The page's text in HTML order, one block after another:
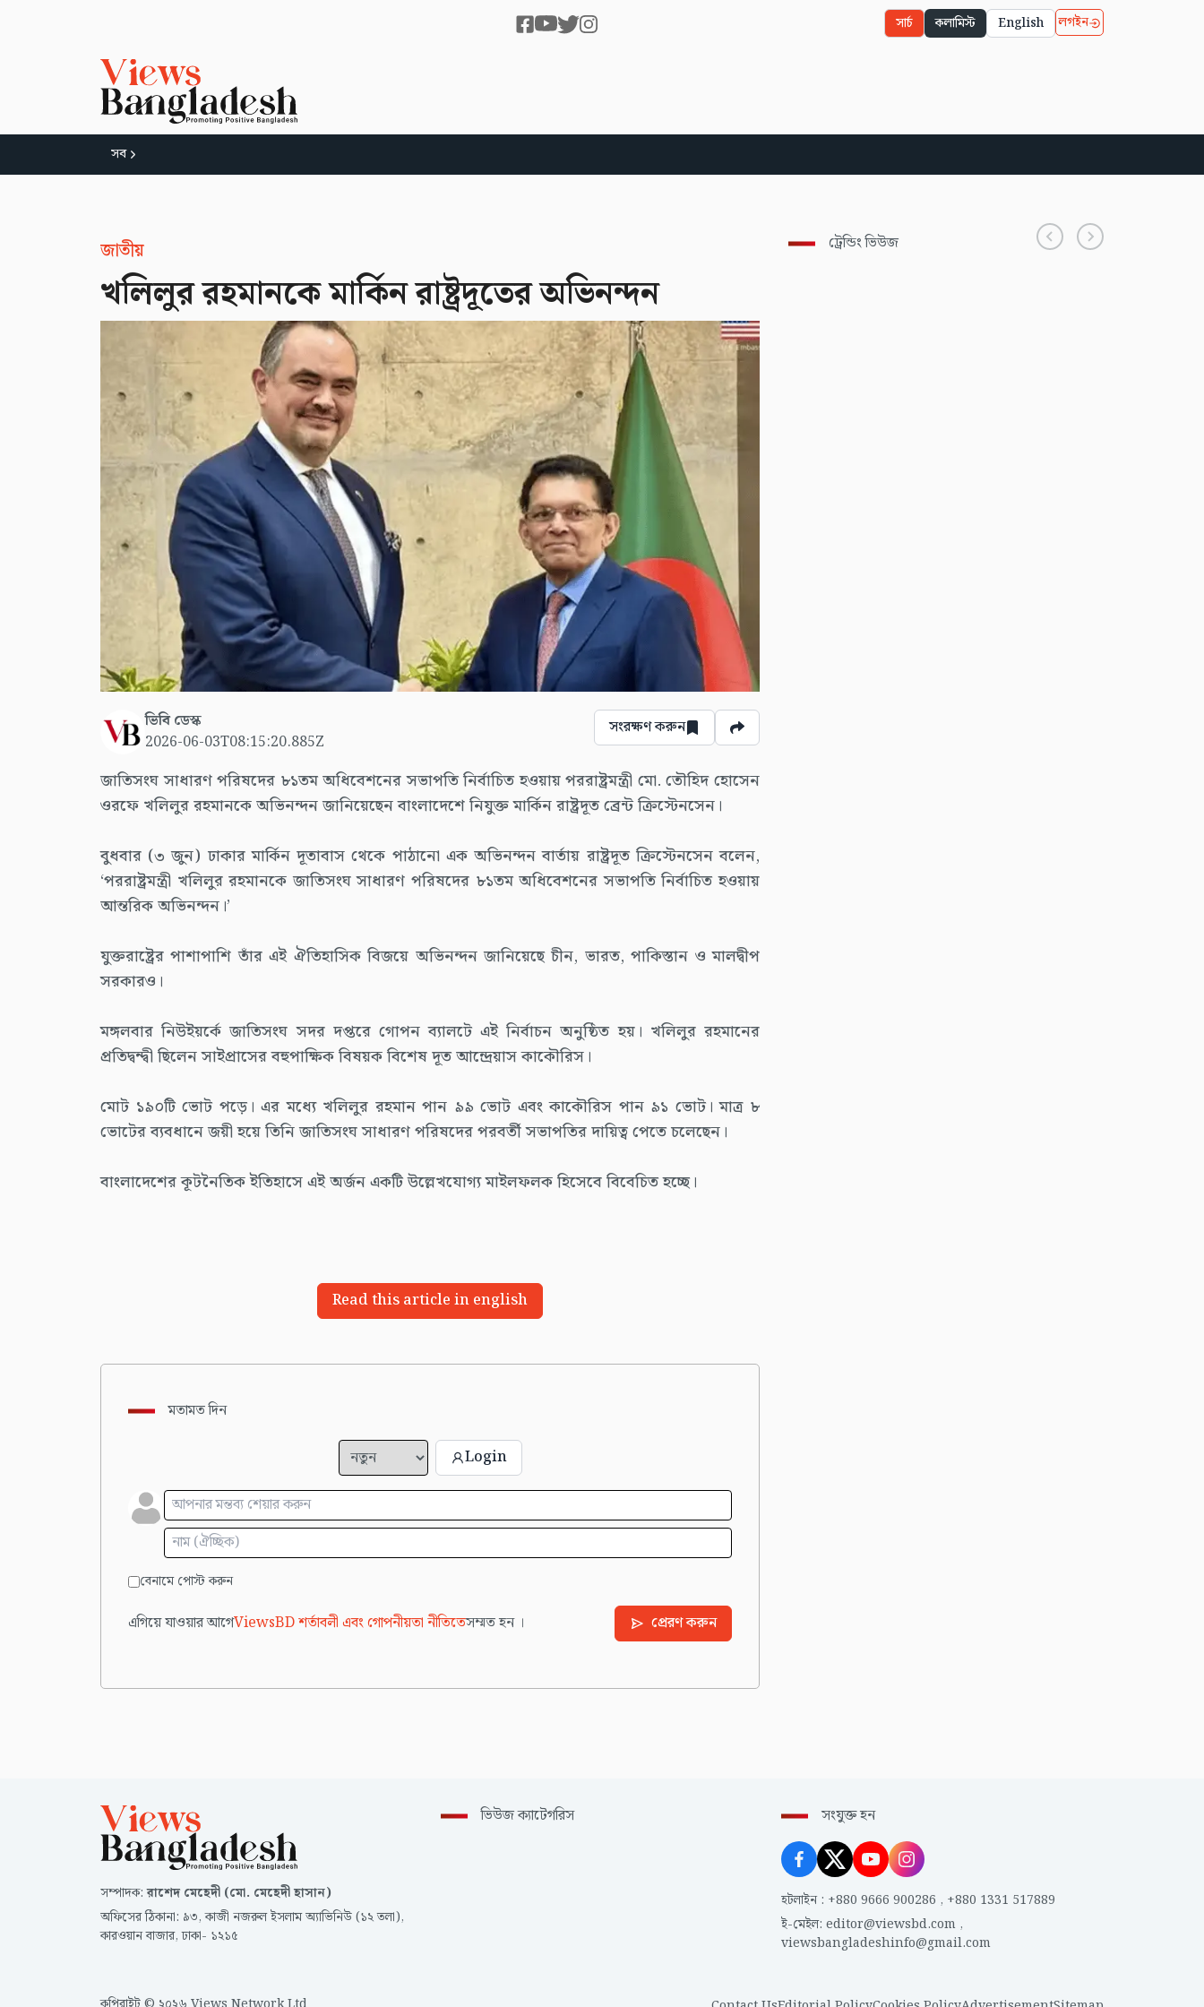
সার্চ কলামিস্ট English লগইন
সব
জাতীয়
খলিলুর রহমানকে মার্কিন রাষ্ট্রদূতের অভিনন্দন
ভিবি ডেস্ক
2026-06-03T08:15:20.885Z
সংরক্ষণ করুন
জাতিসংঘ সাধারণ পরিষদের ৮১তম অধিবেশনের সভাপতি নির্বাচিত হওয়ায় পররাষ্ট্রমন্ত্রী মো. তৌহিদ হোসেন
ওরফে খলিলুর রহমানকে অভিনন্দন জানিয়েছেন বাংলাদেশে নিযুক্ত মার্কিন রাষ্ট্রদূত ব্রেন্ট ক্রিস্টেনসেন।
বুধবার (৩ জুন) ঢাকার মার্কিন দূতাবাস থেকে পাঠানো এক অভিনন্দন বার্তায় রাষ্ট্রদূত ক্রিস্টেনসেন বলেন,
‘পররাষ্ট্রমন্ত্রী খলিলুর রহমানকে জাতিসংঘ সাধারণ পরিষদের ৮১তম অধিবেশনের সভাপতি নির্বাচিত হওয়ায়
আন্তরিক অভিনন্দন।’
যুক্তরাষ্ট্রের পাশাপাশি তাঁর এই ঐতিহাসিক বিজয়ে অভিনন্দন জানিয়েছে চীন, ভারত, পাকিস্তান ও মালদ্বীপ
সরকারও।
মঙ্গলবার নিউইয়র্কে জাতিসংঘ সদর দপ্তরে গোপন ব্যালটে এই নির্বাচন অনুষ্ঠিত হয়। খলিলুর রহমানের
প্রতিদ্বন্দ্বী ছিলেন সাইপ্রাসের বহুপাক্ষিক বিষয়ক বিশেষ দূত আন্দ্রেয়াস কাকৌরিস।
মোট ১৯০টি ভোট পড়ে। এর মধ্যে খলিলুর রহমান পান ৯৯ ভোট এবং কাকৌরিস পান ৯১ ভোট। মাত্র ৮
ভোটের ব্যবধানে জয়ী হয়ে তিনি জাতিসংঘ সাধারণ পরিষদের পরবর্তী সভাপতির দায়িত্ব পেতে চলেছেন।
বাংলাদেশের কূটনৈতিক ইতিহাসে এই অর্জন একটি উল্লেখযোগ্য মাইলফলক হিসেবে বিবেচিত হচ্ছে।
Read this article in english
মতামত দিন
Login
বেনামে পোস্ট করুন
এগিয়ে যাওয়ার আগেViewsBD শর্তাবলী এবং গোপনীয়তা নীতিতেসম্মত হন । প্রেরণ করুন
ট্রেন্ডিং ভিউজ
সম্পাদক:রাশেদ মেহেদী (মো. মেহেদী হাসান)
অফিসের ঠিকানা: ৯৩, কাজী নজরুল ইসলাম অ্যাভিনিউ (১২ তলা),
কারওয়ান বাজার, ঢাকা- ১২১৫
ভিউজ ক্যাটেগরিস সংযুক্ত হন
হটলাইন : +880 9666 900286 , +880 1331 517889
ই-মেইল: editor@viewsbd.com,
viewsbangladeshinfo@gmail.com